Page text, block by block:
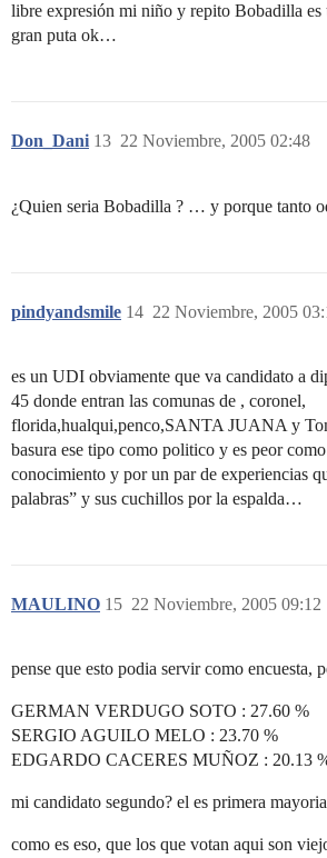
libre expresión mi niño y repito Bobadilla
gran puta ok…
Don_Dani 22 Noviembre, 2005 02:48
13
¿Quien seria Bobadilla ? … y porque tanto
pindyandsmile 22 Noviembre, 2005
14
es un UDI obviamente que va candidato a
45 donde entran las comunas de , coronel,
florida,hualqui,penco,SANTA JUANA y
basura ese tipo como politico y es peor
conocimiento y por un par de experiencias
palabras” y sus cuchillos por la espalda…
MAULINO 22 Noviembre, 2005 09:12
15
pense que esto podia servir como encuesta,
GERMAN VERDUGO SOTO : 27.60 %
SERGIO AGUILO MELO : 23.70 %
EDGARDO CACERES MUÑOZ : 20.13
mi candidato segundo? el es primera
como es eso, que los que votan aqui son